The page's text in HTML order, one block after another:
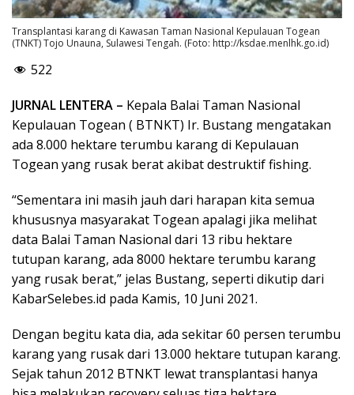
Transplantasi karang di Kawasan Taman Nasional Kepulauan Togean
(TNKT) Tojo Unauna, Sulawesi Tengah. (Foto: http://ksdae.menlhk.go.id)
522
JURNAL LENTERA – Kepala Balai Taman Nasional
Kepulauan Togean ( BTNKT) Ir. Bustang mengatakan
ada 8.000 hektare terumbu karang di Kepulauan
Togean yang rusak berat akibat destruktif fishing.
“Sementara ini masih jauh dari harapan kita semua
khususnya masyarakat Togean apalagi jika melihat
data Balai Taman Nasional dari 13 ribu hektare
tutupan karang, ada 8000 hektare terumbu karang
yang rusak berat,” jelas Bustang, seperti dikutip dari
KabarSelebes.id pada Kamis, 10 Juni 2021.
Dengan begitu kata dia, ada sekitar 60 persen terumbu
karang yang rusak dari 13.000 hektare tutupan karang.
Sejak tahun 2012 BTNKT lewat transplantasi hanya